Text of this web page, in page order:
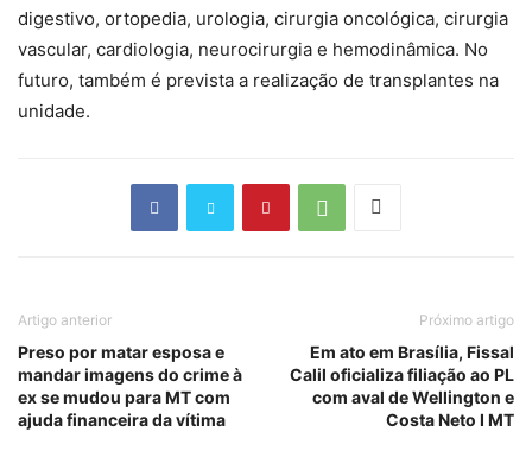
digestivo, ortopedia, urologia, cirurgia oncológica, cirurgia
vascular, cardiologia, neurocirurgia e hemodinâmica. No
futuro, também é prevista a realização de transplantes na
unidade.
Artigo anterior
Preso por matar esposa e
mandar imagens do crime à
ex se mudou para MT com
ajuda financeira da vítima
Próximo artigo
Em ato em Brasília, Fissal
Calil oficializa filiação ao PL
com aval de Wellington e
Costa Neto I MT